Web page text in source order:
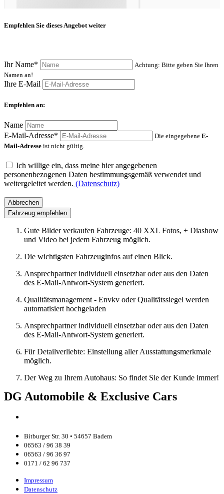
Empfehlen Sie dieses Angebot weiter
Ihr Name*
Achtung: Bitte geben Sie Ihren
Namen an!
Ihre E-Mail
Empfehlen an:
Name
E-Mail-Adresse*
Die eingegebene E-
Mail-Adresse ist nicht gültig.
Ich willige ein, dass meine hier angegebenen
personenbezogenen Daten bestimmungsgemäß verwendet und
weitergeleitet werden. (Datenschutz)
Abbrechen
Fahrzeug empfehlen
Gute Bilder verkaufen Fahrzeuge: 40 XXL Fotos, + Diashow
und Video bei jedem Fahrzeug möglich.
Die wichtigsten Fahrzeuginfos auf einen Blick.
Ansprechpartner individuell einsetzbar oder aus den Daten
des E-Mail-Antwort-System generiert.
Qualitätsmanagement - Envkv oder Qualitätssiegel werden
automatisiert hochgeladen
Ansprechpartner individuell einsetzbar oder aus den Daten
des E-Mail-Antwort-System generiert.
Für Detailverliebte: Einstellung aller Ausstattungsmerkmale
möglich.
Der Weg zu Ihrem Autohaus: So findet Sie der Kunde immer!
DG Automobile & Exclusive Cars
Bitburger Str. 30 • 54657 Badem
06563 / 96 38 39
06563 / 96 36 97
0171 / 62 96 737
Impressum
Datenschutz